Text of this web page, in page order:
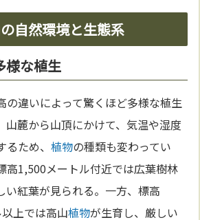
自然環境と生態系
様な植生
の違いによって驚くほど多様な植生
山麓から山頂にかけて、気温や湿度
るため、植物の種類も変わってい
高1,500メートル付近では広葉樹林
い紅葉が見られる。一方、標高
上では高山植物が生育し、厳しい